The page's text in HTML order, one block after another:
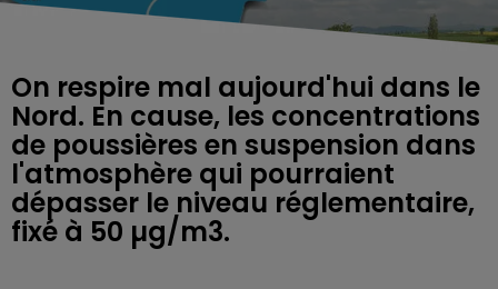
On respire mal aujourd'hui dans le
Nord. En cause, les concentrations
de poussières en suspension dans
l'atmosphère qui pourraient
dépasser le niveau réglementaire,
fixé à 50 µg/m3.